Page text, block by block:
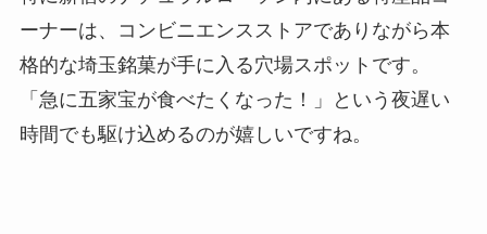
ーナーは、コンビニエンスストアでありながら本
格的な埼玉銘菓が手に入る穴場スポットです。
「急に五家宝が食べたくなった！」という夜遅い
時間でも駆け込めるのが嬉しいですね。